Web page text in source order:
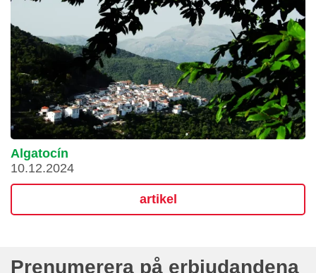
Algatocín
10.12.2024
artikel
Prenumerera på erbjudandena